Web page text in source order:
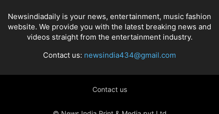
Newsindiadaily is your news, entertainment, music fashion
website. We provide you with the latest breaking news and
videos straight from the entertainment industry.
Contact us: newsindia434@gmail.com
Contact us